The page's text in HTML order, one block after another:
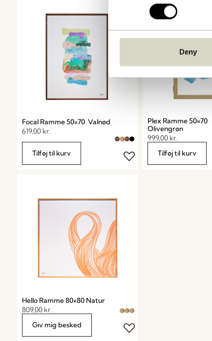
Deny
Focal Ramme 50×70 Valnød
619,00 kr.
Tilføj til kurv
Plex Ramme 50×70
Olivengrøn
999,00 kr.
Tilføj til kurv
Hello Ramme 80×80 Natur
809,00 kr.
Giv mig besked